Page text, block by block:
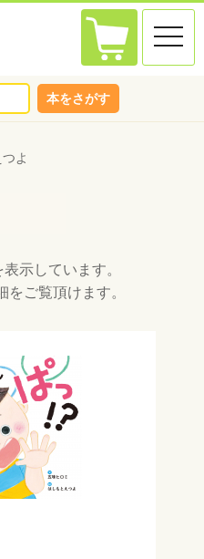
toggle
本をさがす
よ
表示しています。
ご覧頂けます。